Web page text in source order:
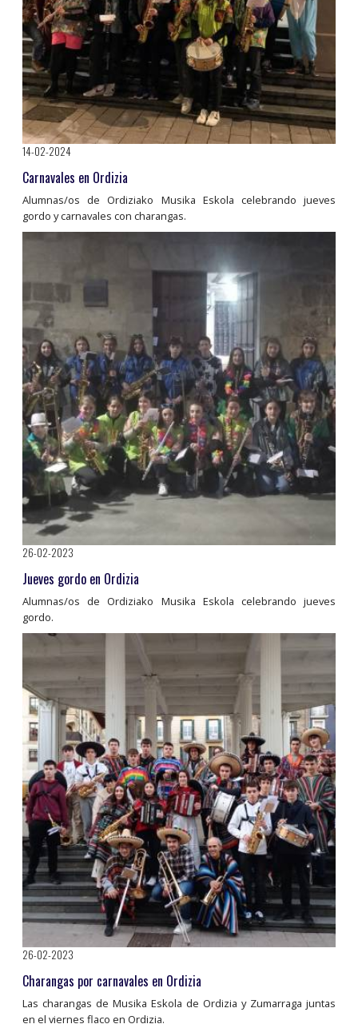
14-02-2024
Carnavales en Ordizia
Alumnas/os de Ordiziako Musika Eskola celebrando jueves
gordo y carnavales con charangas.
26-02-2023
Jueves gordo en Ordizia
Alumnas/os de Ordiziako Musika Eskola celebrando jueves
gordo.
26-02-2023
Charangas por carnavales en Ordizia
Las charangas de Musika Eskola de Ordizia y Zumarraga juntas
en el viernes flaco en Ordizia.